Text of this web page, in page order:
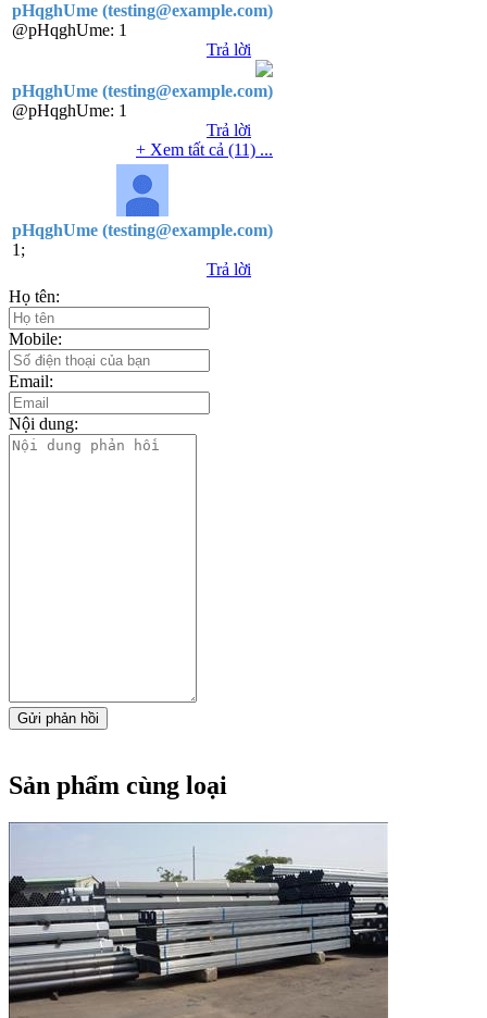
pHqghUme (testing@example.com)
@pHqghUme: 1
Trả lời
pHqghUme (testing@example.com)
@pHqghUme: 1
Trả lời
+ Xem tất cả (11) ...
pHqghUme (testing@example.com)
1;
Trả lời
Họ tên:
Mobile:
Email:
Nội dung:
Gửi phản hồi
Sản phẩm cùng loại